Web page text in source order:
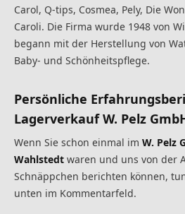
Carol, Q-tips, Cosmea, Pely, Die
Caroli. Die Firma wurde 1948 von
begann mit der Herstellung von
Baby- und Schönheitspflege.
Persönliche
Lagerverkauf W. Pelz
Wenn Sie schon einmal im W. Pelz
Wahlstedt waren und uns von der
Schnäppchen berichten können,
unten im Kommentarfeld.